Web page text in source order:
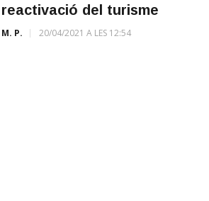
reactivació del turisme
M. P. 20/04/2021 A LES 12:54